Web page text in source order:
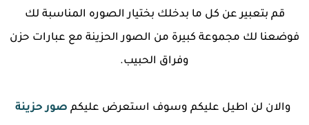
قم بتعبير عن كل ما بدخلك بختيار الصوره المناسبة لك
فوضعنا لك مجموعة كبيرة من الصور الحزينة مع عبارات حزن
وفراق الحبيب.
والان لن اطيل عليكم وسوف استعرض عليكم صور حزينة